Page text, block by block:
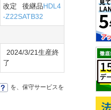
改定 後継品HDL4
-Z22SATB32
2024/3/21生産終
了
を、保守サービスを